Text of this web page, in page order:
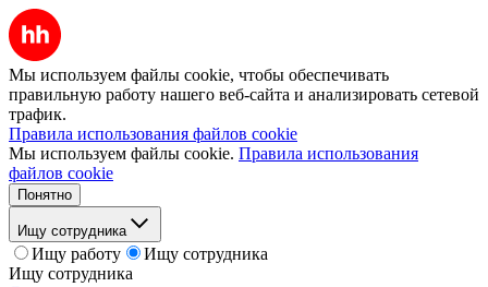
Мы используем файлы cookie, чтобы обеспечивать
правильную работу нашего веб-сайта и анализировать сетевой
трафик.
Правила использования файлов cookie
Мы используем файлы cookie. Правила использования
файлов cookie
Понятно
Ищу сотрудника
Ищу работу
Ищу сотрудника
Ищу сотрудника